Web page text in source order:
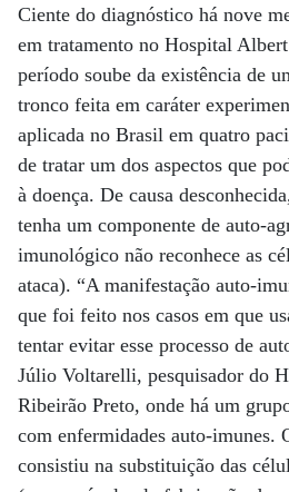
Ciente do diagnóstico há nove
em tratamento no Hospital
período soube da existência de
tronco feita em caráter
aplicada no Brasil em quatro
de tratar um dos aspectos que
à doença. De causa
tenha um componente de auto-
imunológico não reconhece as
ataca). “A manifestação auto-
que foi feito nos casos em que
tentar evitar esse processo de
Júlio Voltarelli, pesquisador do
Ribeirão Preto, onde há um
com enfermidades auto-imunes.
consistiu na substituição das